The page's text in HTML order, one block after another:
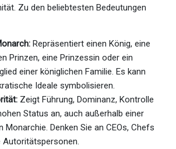
Zu den beliebtesten Bedeutungen
Repräsentiert einen König, eine
Prinzen, eine Prinzessin oder ein
einer königlichen Familie. Es kann
Ideale symbolisieren.
Zeigt Führung, Dominanz, Kontrolle
Status an, auch außerhalb einer
Monarchie. Denken Sie an CEOs, Chefs
Autoritätspersonen.